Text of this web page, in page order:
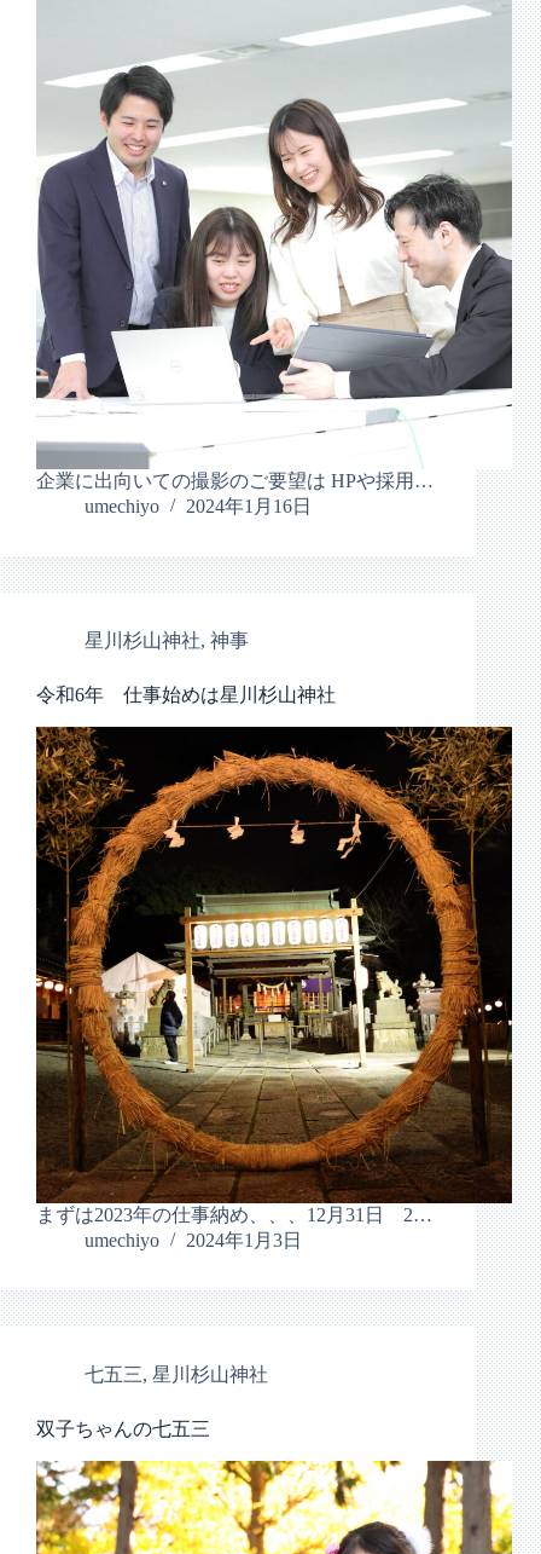
企業に出向いての撮影のご要望は HPや採用…
umechiyo
2024年1月16日
星川杉山神社, 神事
令和6年 仕事始めは星川杉山神社
まずは2023年の仕事納め、、、12月31日 2…
umechiyo
2024年1月3日
七五三, 星川杉山神社
双子ちゃんの七五三